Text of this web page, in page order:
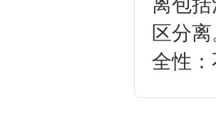
离包
区分
全性